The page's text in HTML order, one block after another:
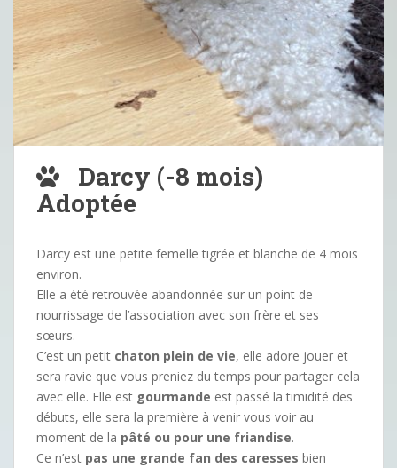
Darcy (-8 mois)
Adoptée
Darcy est une petite femelle tigrée et blanche de 4 mois
environ.
Elle a été retrouvée abandonnée sur un point de
nourrissage de l’association avec son frère et ses
sœurs.
C’est un petit chaton plein de vie, elle adore jouer et
sera ravie que vous preniez du temps pour partager cela
avec elle. Elle est gourmande est passé la timidité des
débuts, elle sera la première à venir vous voir au
moment de la pâté ou pour une friandise.
Ce n’est pas une grande fan des caresses bien